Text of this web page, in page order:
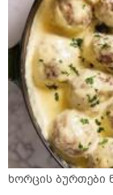
ხორცის ბურთები